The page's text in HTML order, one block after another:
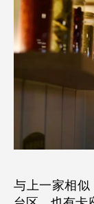
与上一家相